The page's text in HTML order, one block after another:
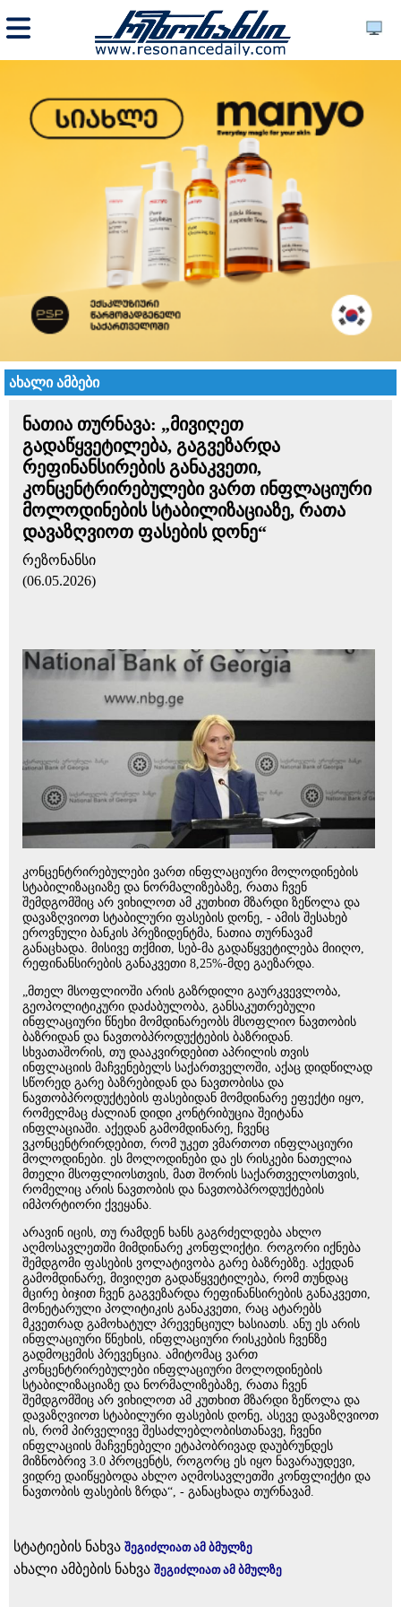
ახალი ამბები
ნათია თურნავა: „მივიღეთ
გადაწყვეტილება, გაგვეზარდა
რეფინანსირების განაკვეთი,
კონცენტრირებულები ვართ ინფლაციური
მოლოდინების სტაბილიზაციაზე, რათა
დავაზღვიოთ ფასების დონე“
რეზონანსი
(06.05.2026)
კონცენტრირებულები ვართ ინფლაციური მოლოდინების
სტაბილიზაციაზე და ნორმალიზებაზე, რათა ჩვენ
შემდგომშიც არ ვიხილოთ ამ კუთხით მზარდი ზეწოლა და
დავაზღვიოთ სტაბილური ფასების დონე, - ამის შესახებ
ეროვნული ბანკის პრეზიდენტმა, ნათია თურნავამ
განაცხადა. მისივე თქმით, სებ-მა გადაწყვეტილება მიიღო,
რეფინანსირების განაკვეთი 8,25%-მდე გაეზარდა.
„მთელ მსოფლიოში არის გაზრდილი გაურკვევლობა,
გეოპოლიტიკური დაძაბულობა, განსაკუთრებული
ინფლაციური წნეხი მომდინარეობს მსოფლიო ნავთობის
ბაზრიდან და ნავთობპროდუქტების ბაზრიდან.
სხვათაშორის, თუ დააკვირდებით აპრილის თვის
ინფლაციის მაჩვენებელს საქართველოში, აქაც დიდწილად
სწორედ გარე ბაზრებიდან და ნავთობისა და
ნავთობპროდუქტების ფასებიდან მომდინარე ეფექტი იყო,
რომელმაც ძალიან დიდი კონტრიბუცია შეიტანა
ინფლაციაში. აქედან გამომდინარე, ჩვენც
ვკონცენტრირდებით, რომ უკეთ ვმართოთ ინფლაციური
მოლოდინები. ეს მოლოდინები და ეს რისკები ნათელია
მთელი მსოფლიოსთვის, მათ შორის საქართველოსთვის,
რომელიც არის ნავთობის და ნავთობპროდუქტების
იმპორტიორი ქვეყანა.
არავინ იცის, თუ რამდენ ხანს გაგრძელდება ახლო
აღმოსავლეთში მიმდინარე კონფლიქტი. როგორი იქნება
შემდგომი ფასების ვოლატივობა გარე ბაზრებზე. აქედან
გამომდინარე, მივიღეთ გადაწყვეტილება, რომ თუნდაც
მცირე ბიჯით ჩვენ გაგვეზარდა რეფინანსირების განაკვეთი,
მონეტარული პოლიტიკის განაკვეთი, რაც ატარებს
მკვეთრად გამოხატულ პრევენციულ ხასიათს. ანუ ეს არის
ინფლაციური წნეხის, ინფლაციური რისკების ჩვენზე
გადმოცემის პრევენცია. ამიტომაც ვართ
კონცენტრირებულები ინფლაციური მოლოდინების
სტაბილიზაციაზე და ნორმალიზებაზე, რათა ჩვენ
შემდგომშიც არ ვიხილოთ ამ კუთხით მზარდი ზეწოლა და
დავაზღვიოთ სტაბილური ფასების დონე, ასევე დავაზღვიოთ
ის, რომ პირველივე შესაძლებლობისთანავე, ჩვენი
ინფლაციის მაჩვენებელი ეტაპობრივად დაუბრუნდეს
მიზნობრივ 3.0 პროცენტს, როგორც ეს იყო ნავარაუდევი,
ვიდრე დაიწყებოდა ახლო აღმოსავლეთში კონფლიქტი და
ნავთობის ფასების ზრდა“, - განაცხადა თურნავამ.
სტატიების ნახვა შეგიძლიათ ამ ბმულზე
ახალი ამბების ნახვა შეგიძლიათ ამ ბმულზე